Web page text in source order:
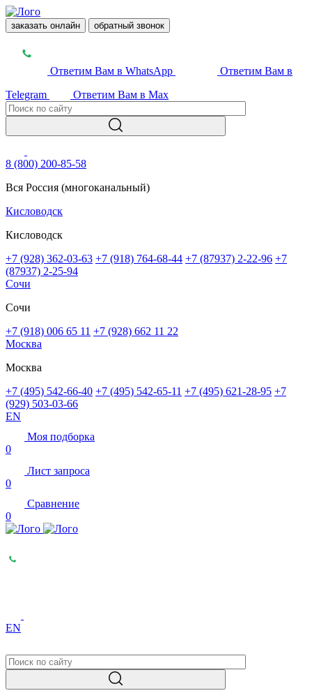
заказать онлайн обратный звонок
Ответим Вам в WhatsApp
Ответим Вам в
Telegram
Ответим Вам в Max
8 (800) 200-85-58
Вся Россия (многоканальный)
Кисловодск
Кисловодск
+7 (928) 362-03-63 +7 (918) 764-68-44 +7 (87937) 2-22-96 +7
(87937) 2-25-94
Сочи
Сочи
+7 (918) 006 65 11 +7 (928) 662 11 22
Москва
Москва
+7 (495) 542-66-40 +7 (495) 542-65-11 +7 (495) 621-28-95 +7
(929) 503-03-66
EN
Моя подборка
0
Лист запроса
0
Сравнение
0
EN